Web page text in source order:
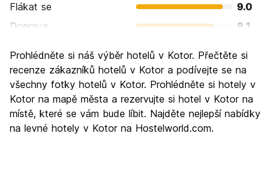
Flákat se
9.0
Doprava
8.1
Kultura
8.8
Noční život
7.6
Hodnota za peníze
8.6
Prohlédněte si náš výběr hotelů v Kotor. Přečtěte si
recenze zákazníků hotelů v Kotor a podívejte se na
všechny fotky hotelů v Kotor. Prohlédněte si hotely v
Kotor na mapě města a rezervujte si hotel v Kotor na
místě, které se vám bude líbit. Najděte nejlepší nabídky
na levné hotely v Kotor na Hostelworld.com.